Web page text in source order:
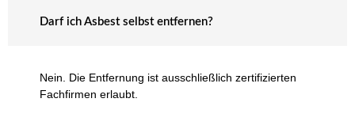
Darf ich Asbest selbst entfernen?
Nein. Die Entfernung ist ausschließlich zertifizierten
Fachfirmen erlaubt.